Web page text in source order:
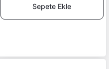
Sepete Ekle